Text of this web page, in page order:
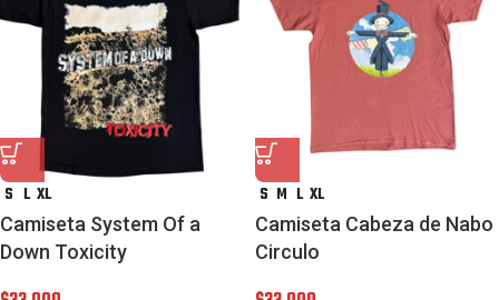
S L XL
Camiseta System Of a
Down Toxicity
S M L XL
Camiseta Cabeza de Nabo
Circulo